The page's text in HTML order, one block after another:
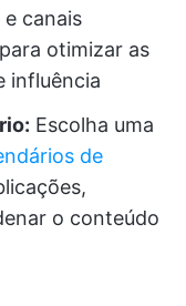
canais
otimizar as
influência
Escolha uma
de
o conteúdo